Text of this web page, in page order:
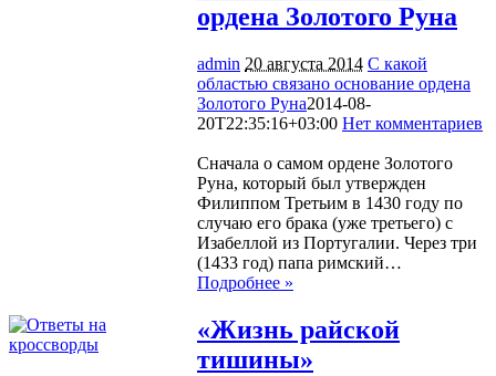
ордена Золотого Руна
admin 20 августа 2014 С какой
областью связано основание ордена
Золотого Руна2014-08-
20T22:35:16+03:00 Нет комментариев
Сначала о самом ордене Золотого
Руна, который был утвержден
Филиппом Третьим в 1430 году по
случаю его брака (уже третьего) с
Изабеллой из Португалии. Через три
(1433 год) папа римский…
Подробнее »
«Жизнь райской
тишины»